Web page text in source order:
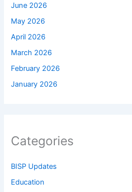
June 2026
May 2026
April 2026
March 2026
February 2026
January 2026
Categories
BISP Updates
Education